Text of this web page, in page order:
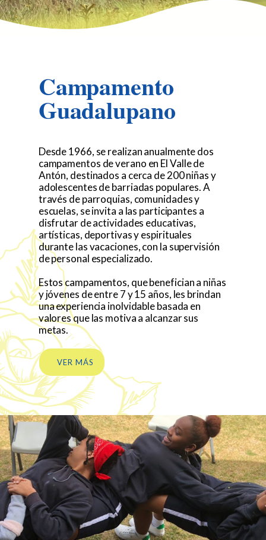
Campamento
Guadalupano
Desde 1966, se realizan anualmente dos
campamentos de verano en El Valle de
Antón, destinados a cerca de 200 niñas y
adolescentes de barriadas populares. A
través de parroquias, comunidades y
escuelas, se invita a las participantes a
disfrutar de actividades educativas,
artísticas, deportivas y espirituales
durante las vacaciones, con la supervisión
de personal especializado.
Estos campamentos, que benefician a niñas
y jóvenes de entre 7 y 15 años, les brindan
una experiencia inolvidable basada en
valores que las motiva a alcanzar sus
metas.
VER MÁS